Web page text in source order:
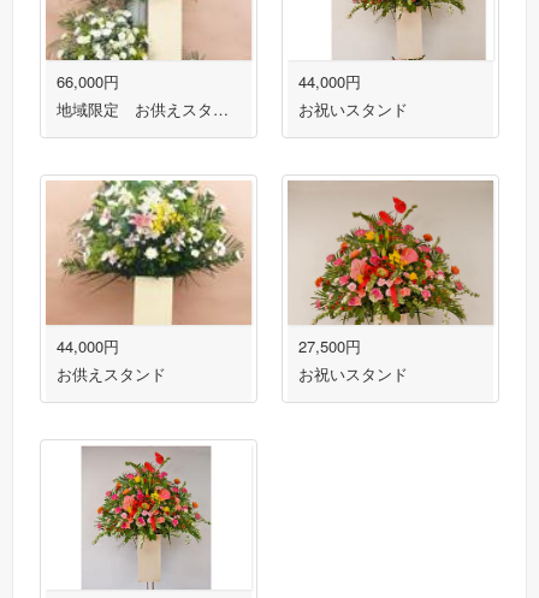
66,000円
地域限定 お供えスタンド３段盛り１対
44,000円
お祝いスタンド
44,000円
お供えスタンド
27,500円
お祝いスタンド